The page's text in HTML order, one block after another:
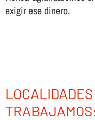
exigir ese dinero.